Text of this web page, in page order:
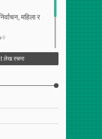
महिला र
0
लेख रचना